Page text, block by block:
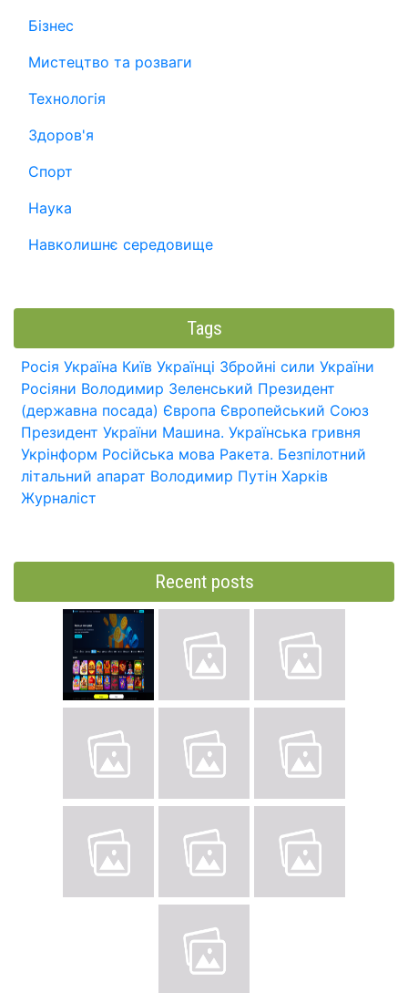
Бізнес
Мистецтво та розваги
Технологія
Здоров'я
Спорт
Наука
Навколишнє середовище
Tags
Росія Україна Київ Українці Збройні сили України
Росіяни Володимир Зеленський Президент
(державна посада) Європа Європейський Союз
Президент України Машина. Українська гривня
Укрінформ Російська мова Ракета. Безпілотний
літальний апарат Володимир Путін Харків
Журналіст
Recent posts